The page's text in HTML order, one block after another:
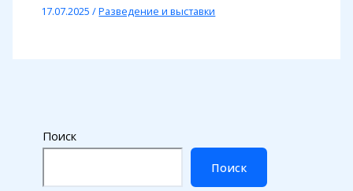
17.07.2025/Разведение и выставки
Поиск
Поиск